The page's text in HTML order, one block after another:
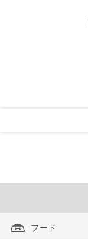
フード